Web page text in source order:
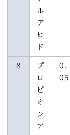
ル
デ
ヒ
ド
8
プ
ロ
ピ
オ
ン
ア
0.
05